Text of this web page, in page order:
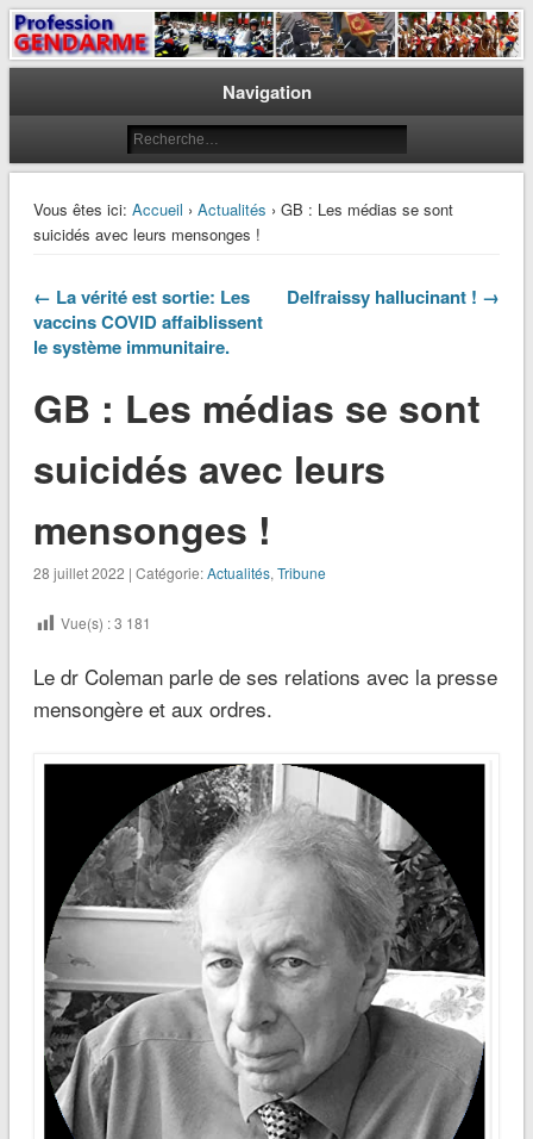
Profession Gendarme
Le journal des gendarmes
Navigation
Vous êtes ici: Accueil › Actualités › GB : Les médias se sont
suicidés avec leurs mensonges !
← La vérité est sortie: Les
vaccins COVID affaiblissent
le système immunitaire.
Delfraissy hallucinant ! →
GB : Les médias se sont
suicidés avec leurs
mensonges !
28 juillet 2022 | Catégorie:Actualités, Tribune
Vue(s) :3 181
Le dr Coleman parle de ses relations avec la presse
mensongère et aux ordres.